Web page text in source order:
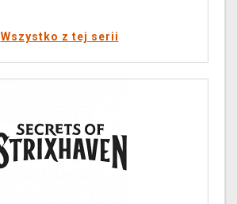
Wszystko z tej serii